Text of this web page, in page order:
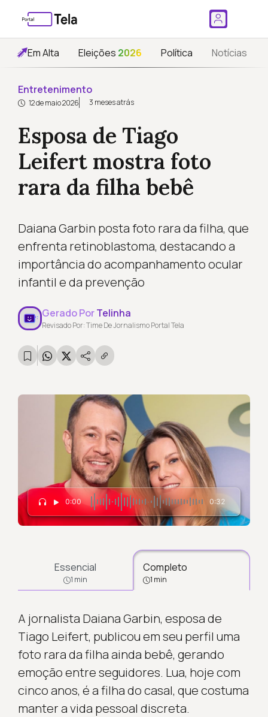
Em Alta Eleições 2026 Política Notícias
Entretenimento
12 de maio 2026 3 meses atrás
Esposa de Tiago
Leifert mostra foto
rara da filha bebê
Daiana Garbin posta foto rara da filha, que
enfrenta retinoblastoma, destacando a
importância do acompanhamento ocular
infantil e da prevenção
Gerado PorTelinha
Revisado Por: Time De Jornalismo Portal Tela
0:00 0:32
Essencial
1 min
Completo
1 min
A jornalista Daiana Garbin, esposa de
Tiago Leifert, publicou em seu perfil uma
foto rara da filha ainda bebê, gerando
emoção entre seguidores. Lua, hoje com
cinco anos, é a filha do casal, que costuma
manter a vida pessoal discreta.